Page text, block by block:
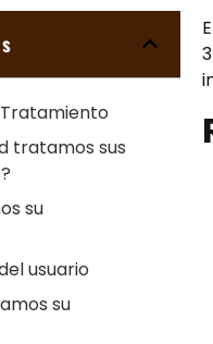
tratamos sus
su
usuario
su